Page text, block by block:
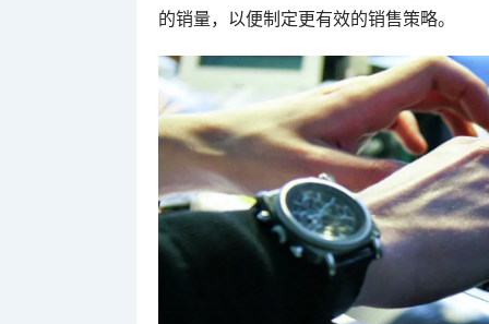
的销量，以便制定更有效的销售策略。